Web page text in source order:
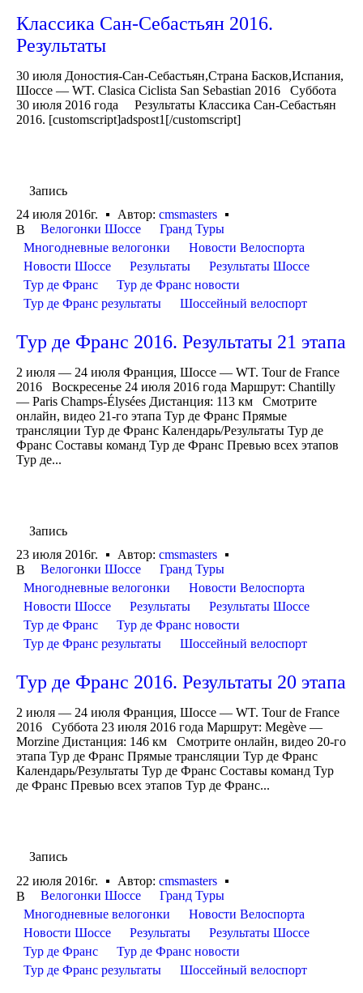
Классика Сан-Себастьян 2016.
Результаты
30 июля Доностия-Сан-Себастьян,Страна Басков,Испания,
Шоссе — WT. Clasica Ciclista San Sebastian 2016 Суббота
30 июля 2016 года Результаты Классика Сан-Себастьян
2016. [customscript]adspost1[/customscript]
Запись
24 июля 2016г.
Автор: cmsmasters
В
Велогонки Шоссе
Гранд Туры
Многодневные велогонки
Новости Велоспорта
Новости Шоссе
Результаты
Результаты Шоссе
Тур де Франс
Тур де Франс новости
Тур де Франс результаты
Шоссейный велоспорт
Тур де Франс 2016. Результаты 21 этапа
2 июля — 24 июля Франция, Шоссе — WT. Tour de France
2016 Воскресенье 24 июля 2016 года Маршрут: Chantilly
— Paris Champs-Élysées Дистанция: 113 км Смотрите
онлайн, видео 21-го этапа Тур де Франс Прямые
трансляции Тур де Франс Календарь/Результаты Тур де
Франс Составы команд Тур де Франс Превью всех этапов
Тур де...
Запись
23 июля 2016г.
Автор: cmsmasters
В
Велогонки Шоссе
Гранд Туры
Многодневные велогонки
Новости Велоспорта
Новости Шоссе
Результаты
Результаты Шоссе
Тур де Франс
Тур де Франс новости
Тур де Франс результаты
Шоссейный велоспорт
Тур де Франс 2016. Результаты 20 этапа
2 июля — 24 июля Франция, Шоссе — WT. Tour de France
2016 Суббота 23 июля 2016 года Маршрут: Megève —
Morzine Дистанция: 146 км Смотрите онлайн, видео 20-го
этапа Тур де Франс Прямые трансляции Тур де Франс
Календарь/Результаты Тур де Франс Составы команд Тур
де Франс Превью всех этапов Тур де Франс...
Запись
22 июля 2016г.
Автор: cmsmasters
В
Велогонки Шоссе
Гранд Туры
Многодневные велогонки
Новости Велоспорта
Новости Шоссе
Результаты
Результаты Шоссе
Тур де Франс
Тур де Франс новости
Тур де Франс результаты
Шоссейный велоспорт